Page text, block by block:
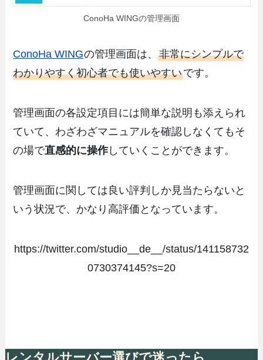
ConoHa WINGの管理画面
ConoHa WINGの管理画面は、非常にシンプルで
わかりやすく初心者でも使いやすいです。
管理画面の各設定項目には簡単な説明も添えられ
ていて、わざわざマニュアルを確認しなくてもそ
の場で直感的に操作 していくことができます。
管理画面に関しては良い評判しか見当たらないと
いう状況で、かなり高評価となっています。
https://twitter.com/studio__de__/status/141158732
0730374145?s=20